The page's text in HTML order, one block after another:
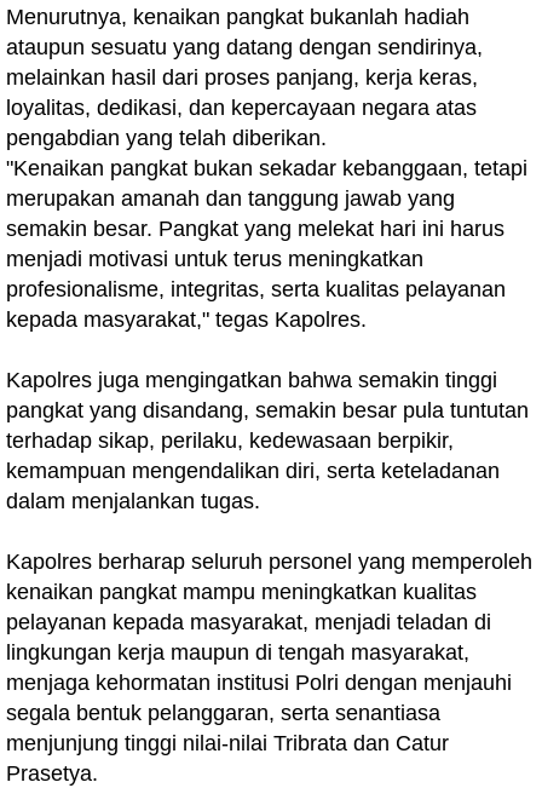
Menurutnya, kenaikan pangkat bukanlah hadiah
ataupun sesuatu yang datang dengan sendirinya,
melainkan hasil dari proses panjang, kerja keras,
loyalitas, dedikasi, dan kepercayaan negara atas
pengabdian yang telah diberikan.
"Kenaikan pangkat bukan sekadar kebanggaan, tetapi
merupakan amanah dan tanggung jawab yang
semakin besar. Pangkat yang melekat hari ini harus
menjadi motivasi untuk terus meningkatkan
profesionalisme, integritas, serta kualitas pelayanan
kepada masyarakat," tegas Kapolres.
Kapolres juga mengingatkan bahwa semakin tinggi
pangkat yang disandang, semakin besar pula tuntutan
terhadap sikap, perilaku, kedewasaan berpikir,
kemampuan mengendalikan diri, serta keteladanan
dalam menjalankan tugas.
Kapolres berharap seluruh personel yang memperoleh
kenaikan pangkat mampu meningkatkan kualitas
pelayanan kepada masyarakat, menjadi teladan di
lingkungan kerja maupun di tengah masyarakat,
menjaga kehormatan institusi Polri dengan menjauhi
segala bentuk pelanggaran, serta senantiasa
menjunjung tinggi nilai-nilai Tribrata dan Catur
Prasetya.